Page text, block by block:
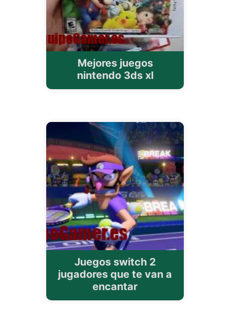
Mejores juegos
nintendo 3ds xl
Juegos switch 2
jugadores que te van a
encantar